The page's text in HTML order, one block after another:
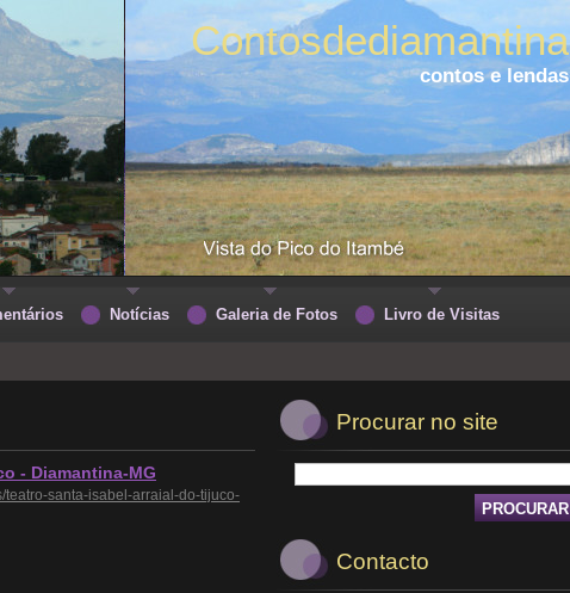
Contosdediamantina
contos e lendas
- Diamantina-MG
teatro-santa-isabel-arraial-do-tijuco-
Procurar no site
Contacto
Notícias Galeria de Fotos Livro de Visitas